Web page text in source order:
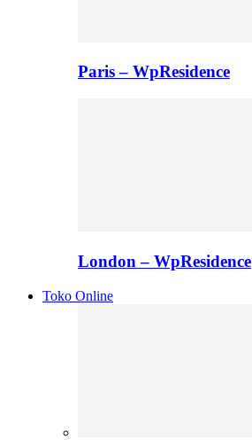
Paris – WpResidence
London – WpResidence
Toko Online